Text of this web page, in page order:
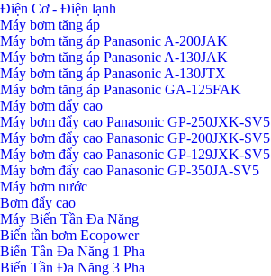
Điện Cơ - Điện lạnh
Máy bơm tăng áp
Máy bơm tăng áp Panasonic A-200JAK
Máy bơm tăng áp Panasonic A-130JAK
Máy bơm tăng áp Panasonic A-130JTX
Máy bơm tăng áp Panasonic GA-125FAK
Máy bơm đẩy cao
Máy bơm đẩy cao Panasonic GP-250JXK-SV5
Máy bơm đẩy cao Panasonic GP-200JXK-SV5
Máy bơm đẩy cao Panasonic GP-129JXK-SV5
Máy bơm đấy cao Panasonic GP-350JA-SV5
Máy bơm nước
Bơm đẩy cao
Máy Biến Tần Đa Năng
Biến tần bơm Ecopower
Biến Tần Đa Năng 1 Pha
Biến Tần Đa Năng 3 Pha